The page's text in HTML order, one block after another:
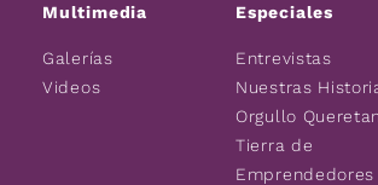
Multimedia
Galerías
Videos
Especiales
Entrevistas
Nuestras
Orgullo
Tierra de
Emprendedores